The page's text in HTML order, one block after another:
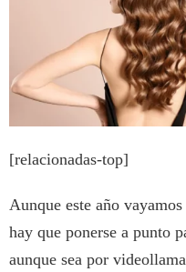
[relacionadas-top]
Aunque este año
hay que ponerse a punto
aunque sea por